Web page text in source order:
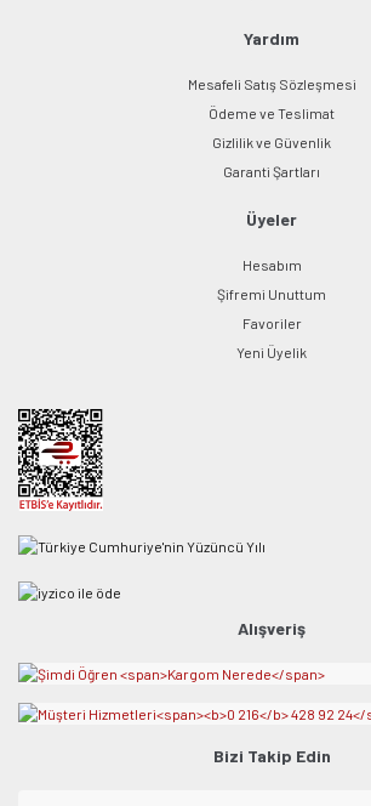
Yardım
Mesafeli Satış Sözleşmesi
Ödeme ve Teslimat
Gizlilik ve Güvenlik
Garanti Şartları
Üyeler
Hesabım
Şifremi Unuttum
Favoriler
Yeni Üyelik
Alışveriş
Bizi Takip Edin